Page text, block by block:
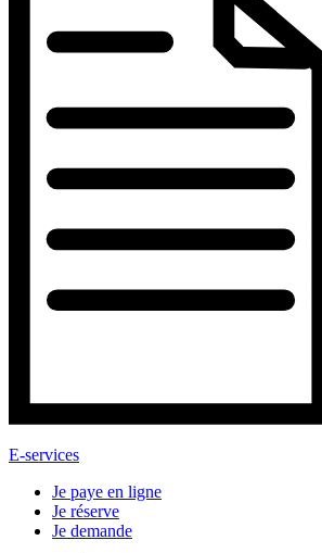
E-services
Je paye en ligne
Je réserve
Je demande